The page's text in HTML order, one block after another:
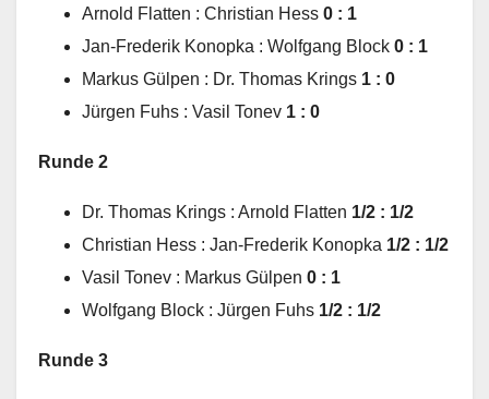
Arnold Flatten : Christian Hess 0 : 1
Jan-Frederik Konopka : Wolfgang Block 0 : 1
Markus Gülpen : Dr. Thomas Krings 1 : 0
Jürgen Fuhs : Vasil Tonev 1 : 0
Runde 2
Dr. Thomas Krings : Arnold Flatten 1/2 : 1/2
Christian Hess : Jan-Frederik Konopka 1/2 : 1/2
Vasil Tonev : Markus Gülpen 0 : 1
Wolfgang Block : Jürgen Fuhs 1/2 : 1/2
Runde 3